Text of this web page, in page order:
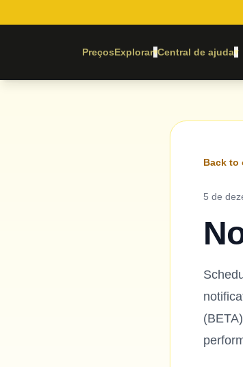
PreçosExplorar▾Central de ajuda▾
Back to
5 de